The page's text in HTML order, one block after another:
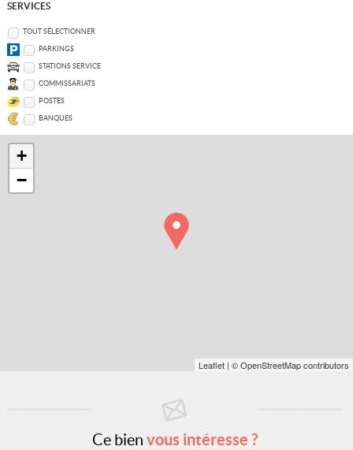
SERVICES
TOUT SÉLECTIONNER
PARKINGS
STATIONS SERVICE
COMMISSARIATS
POSTES
BANQUES
+
−
Leaflet | © OpenStreetMap contributors
Ce bien vous intéresse ?